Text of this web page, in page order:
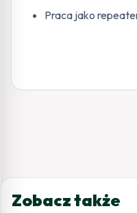
Praca jako
Zobacz także